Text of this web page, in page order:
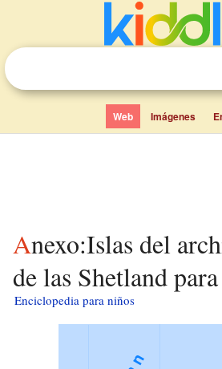
Web Imágenes
Anexo:Islas del archipiélago
de las Shetland
Enciclopedia para niños